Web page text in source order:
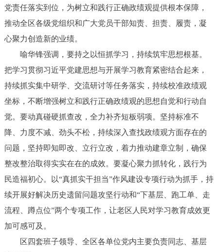
党责任落实到位，为树立和践行正确政绩观提供根本保障，
推动全区各级党组织和广大党员干部知责、担责、履责，凝
心聚力创造新的业绩。
喻华锋强调，要持之以恒抓学习，持续筑牢思想根基。
把学习贯彻习近平党建思想与开展学习教育紧密结合起来，
持续抓实集中研学、交流研讨等任务落实，持续校准政绩观
坐标，不断增强树立和践行正确政绩观的思想自觉和行动自
觉。要动真碰硬抓查改，全力补齐短板弱项。坚持标准不
降、力度不减、劲头不松，持续深入查找政绩观方面存在的
问题，坚持即知即改、立行立改，着力推动建章立制，确保
整改整治取得实实在在的成效。要凝心聚力抓转化，践行为
民造福初心。以“真抓实干担当”作风建设专项行动为抓手，持
续开展好解决历史遗留问题攻坚行动和“下基层、跑工单、走
流程、蹲点位”两个专项工作，让老区人民对学习教育成效更
加可感可及。
区四套班子领导、全区各单位党内主要负责同志、基层